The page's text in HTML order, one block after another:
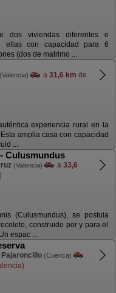
dos viviendas diferentes e
ellas con capacidad para 6
(dos de matrimo ...
(Valencia) a 31,6 km de
experiencia rural en la
amplia casa con capacidad
...
Culusmundus
(Valencia) a 33,6
(Culusmundus), se postula
construido por y para el
espac ...
Pajaroncillo (Cuenca)